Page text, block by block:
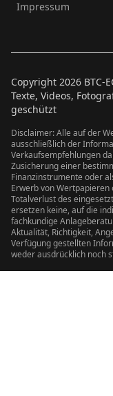
Impressum
Copyright 2026 BTC-
Texte, Videos,
geschützt
Disclaimer: Alle auf der
ausschließlich der
Verkaufsempfehlungen
Zusicherung einer
Finanzinstrumente oder
Erwerb von
Totalverlust des
ersetzen keine, auf die
fachkundige
Aktualität, Richtigkeit,
Verfügung gestellten
weder ausdrücklich noch